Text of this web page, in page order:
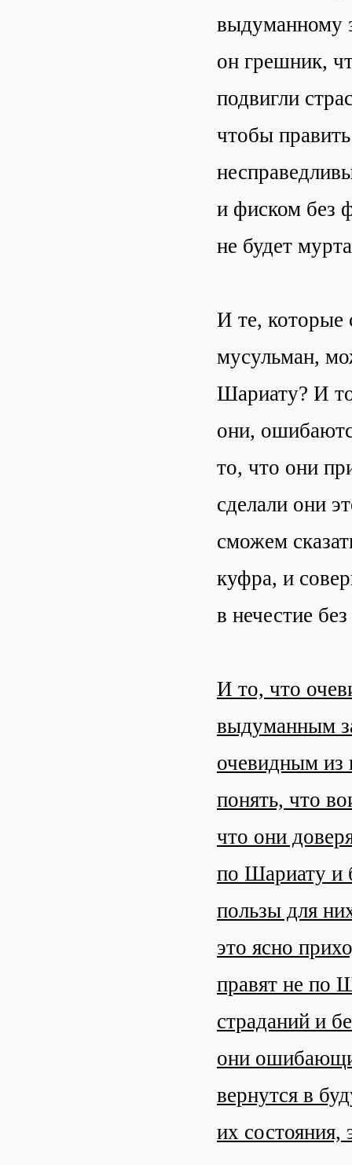
выдуманному
он грешник,
подвигли
чтобы
и фиском без
не будет
И те, которые
мусульман,
Шариату? И
они,
то, что они
сделали они
сможем
куфра, и
в нечестие
И то, что
выдуманным
очевидным из
понять, что
что они
по Шариату и
пользы для
это ясно
правят не по
страданий и
они
вернутся в
их состояния,